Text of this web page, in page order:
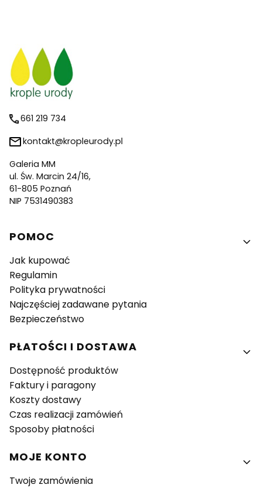
661 219 734
kontakt@kropleurody.pl
Galeria MM
ul. Św. Marcin 24/16,
61-805 Poznań
NIP 7531490383
Linki w stopce
POMOC
Jak kupować
Regulamin
Polityka prywatności
Najczęściej zadawane pytania
Bezpieczeństwo
PŁATOŚCI I DOSTAWA
Dostępność produktów
Faktury i paragony
Koszty dostawy
Czas realizacji zamówień
Sposoby płatności
MOJE KONTO
Twoje zamówienia